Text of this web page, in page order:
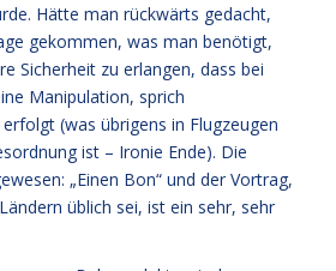
Hätte man rückwärts gedacht,
gekommen, was man benötigt,
Sicherheit zu erlangen, dass bei
Manipulation, sprich
(was übrigens in Flugzeugen
ist – Ironie Ende). Die
„Einen Bon“ und der Vortrag,
üblich sei, ist ein sehr, sehr